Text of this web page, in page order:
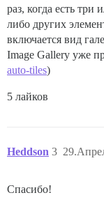
раз, когда есть три
либо других
включается вид
Image Gallery уже
auto-tiles)
5 лайков
Heddson 3
Спасибо!